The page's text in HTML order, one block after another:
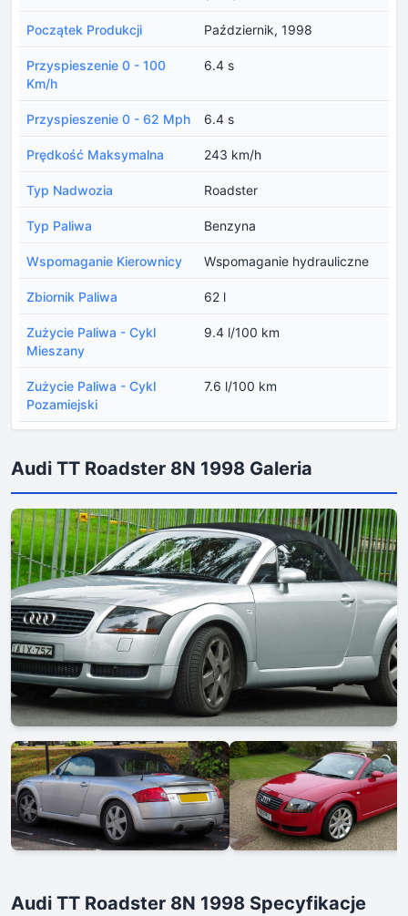
Początek Produkcji Październik, 1998
Przyspieszenie 0 - 100
Km/h
6.4 s
Przyspieszenie 0 - 62 Mph 6.4 s
Prędkość Maksymalna 243 km/h
Typ Nadwozia Roadster
Typ Paliwa Benzyna
Wspomaganie Kierownicy Wspomaganie hydrauliczne
Zbiornik Paliwa 62 l
Zużycie Paliwa - Cykl
Mieszany
9.4 l/100 km
Zużycie Paliwa - Cykl
Pozamiejski
7.6 l/100 km
Audi TT Roadster 8N 1998 Galeria
Audi TT Roadster 8N 1998 Specyfikacje